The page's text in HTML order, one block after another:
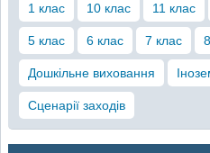
1 клас 10 клас 11 клас
5 клас 6 клас 7 клас
Дошкільне виховання
Сценарії заходів